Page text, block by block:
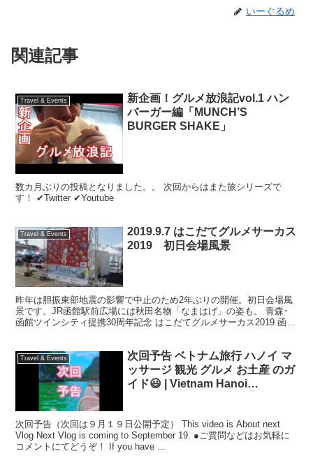
いーぐるめ
関連記事
Travel & Events
新企画！グルメ放浪記vol.1 ハン
バーガー編「MUNCH’S
BURGER SHAKE」
数カ月ぶりの投稿となりました。。 次回からはまた旅シリーズで
す！ ✔Twitter ✔Youtube
Travel & Events
2019.9.7 はこだてグルメサーカス
2019 初日会場風景
昨年は胆振東部地震の影響で中止のため2年ぶりの開催。初日会場風
景です。JR函館駅前広場には秋田名物「なまはげ」の姿も。 青森･
函館ツインシティ提携30周年記念 はこだてグルメサーカス2019 函館
Travel & Events
次回予告 ベトナム旅行 ハノイ マ
ッサージ 観光 グルメ お土産 のガ
イド😃 | Vietnam Hanoi
次回予告（次回は９月１９日公開予定） This video is About next
Vlog Next Vlog is coming to September 19. ●ご質問などはお気軽に
コメントにてどうぞ！ If you have ...